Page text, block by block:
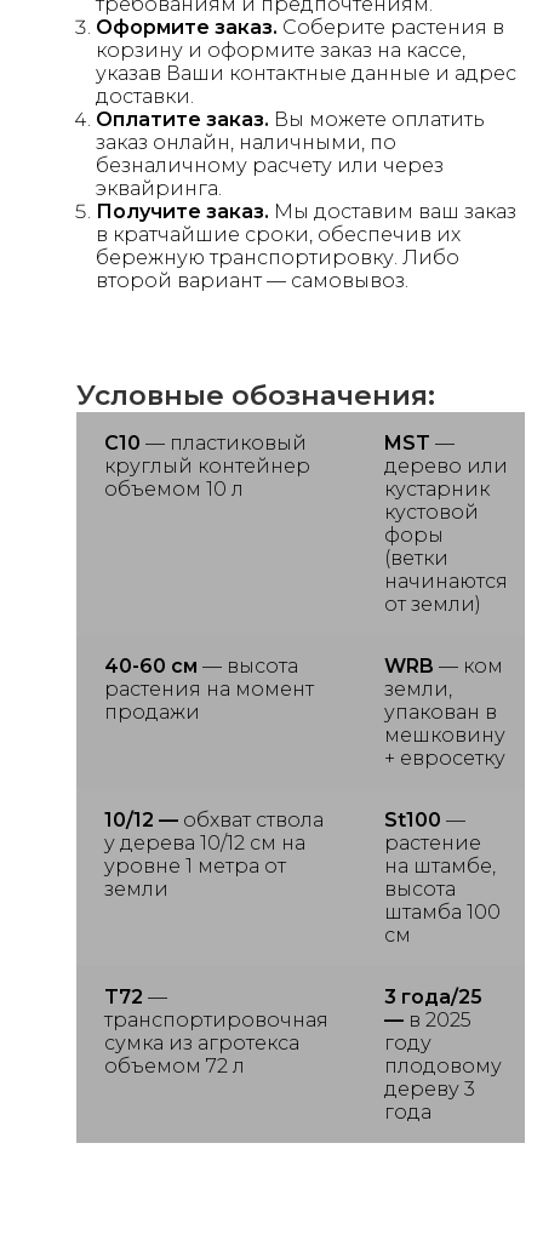
Оформите заказ. Соберите растения в
корзину и оформите заказ на кассе,
указав Ваши контактные данные и адрес
доставки.
Оплатите заказ. Вы можете оплатить
заказ онлайн, наличными, по
безналичному расчету или через
эквайринга.
Получите заказ. Мы доставим ваш заказ
в кратчайшие сроки, обеспечив их
бережную транспортировку. Либо
второй вариант — самовывоз.
Условные обозначения:
С10 — пластиковый
круглый контейнер
объемом 10 л
MST —
дерево или
кустарник
кустовой
форы
(ветки
начинаются
от земли)
40-60 см — высота
растения на момент
продажи
WRB — ком
земли,
упакован в
мешковину
+ евросетку
10/12 — обхват ствола
у дерева 10/12 см на
уровне 1 метра от
земли
St100 —
растение
на штамбе,
высота
штамба 100
см
T72 —
транспортировочная
сумка из агротекса
объемом 72 л
3 года/25
— в 2025
году
плодовому
дереву 3
года